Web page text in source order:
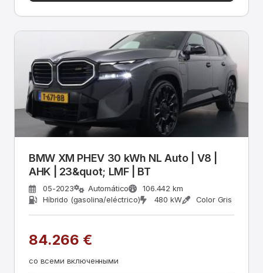
BMW XM PHEV 30 kWh NL Auto | V8 |
AHK | 23&quot; LMF | BT
05-2023 Automático
106.442 km
Híbrido (gasolina/eléctrico)
480 kW Color Gris
84.266 €
со всеми включенными